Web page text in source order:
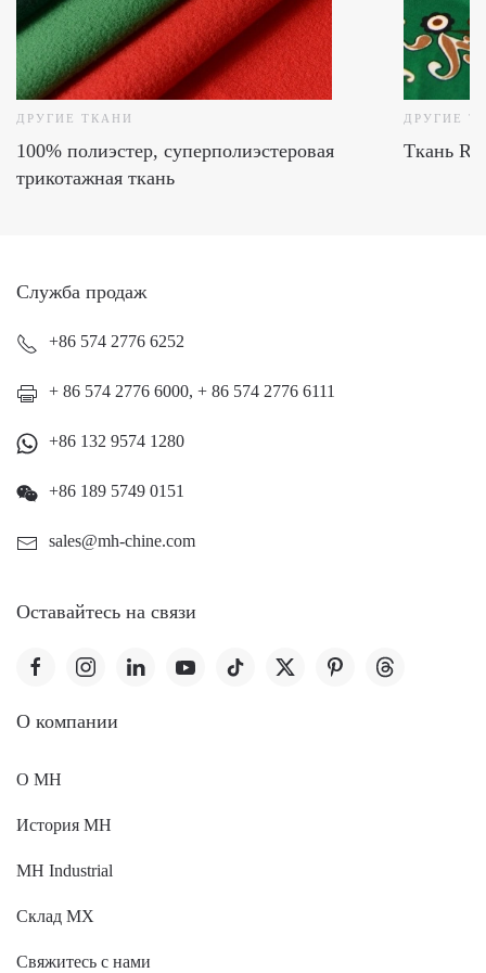
ДРУГИЕ ТКАНИ
100% полиэстер, суперполиэстеровая
трикотажная ткань
ДРУГИЕ
Ткань
Служба продаж
+86 574 2776 6252
+ 86 574 2776 6000, + 86 574 2776 6111
+86 132 9574 1280
+86 189 5749 0151
sales@mh-chine.com
Оставайтесь на связи
O компании
О MH
История MH
MH Industrial
Склад МХ
Свяжитесь с нами